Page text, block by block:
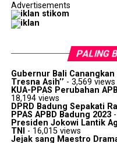
Advertisements
PALING
Gubernur Bali
Tresna Asih’’ - 3,569 views
KUA-PPAS Perubahan
18,194 views
DPRD Badung Sepakati
PPAS APBD Badung 2023-
Presiden Jokowi Lantik
TNI
- 16,015 views
Jejak sang Maestro